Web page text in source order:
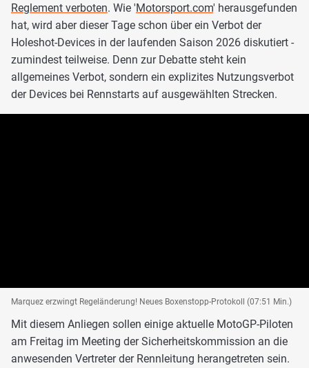
Reglement verboten. Wie 'Motorsport.com' herausgefunden
hat, wird aber dieser Tage schon über ein Verbot der
Holeshot-Devices in der laufenden Saison 2026 diskutiert -
zumindest teilweise. Denn zur Debatte steht kein
allgemeines Verbot, sondern ein explizites Nutzungsverbot
der Devices bei Rennstarts auf ausgewählten Strecken.
Marquez erzwingt Regeländerung! Neues Boxenstopp-Protokoll (07:51 Min.)
Mit diesem Anliegen sollen einige aktuelle MotoGP-Piloten
am Freitag im Meeting der Sicherheitskommission an die
anwesenden Vertreter der Rennleitung herangetreten sein.